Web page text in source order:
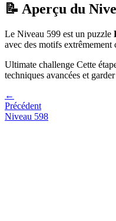
📝 Aperçu du
Le Niveau 599 est un puzzle
avec des motifs
Ultimate challenge Cette
techniques avancées et
←
Précédent
Niveau 598